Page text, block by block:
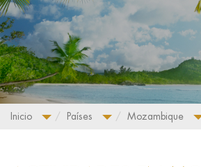
Inicio Países Mozambique